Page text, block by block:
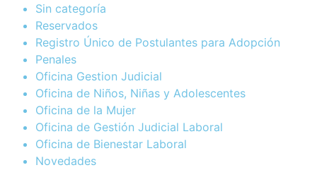
Sin categoría
Reservados
Registro Único de Postulantes para Adopción
Penales
Oficina Gestion Judicial
Oficina de Niños, Niñas y Adolescentes
Oficina de la Mujer
Oficina de Gestión Judicial Laboral
Oficina de Bienestar Laboral
Novedades